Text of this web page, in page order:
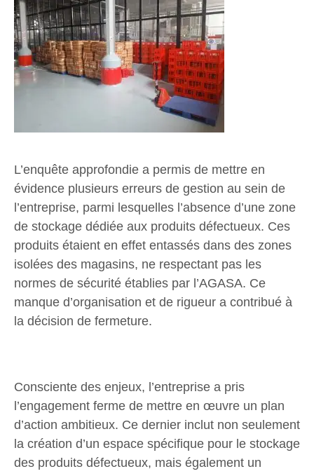
L’enquête approfondie a permis de mettre en
évidence plusieurs erreurs de gestion au sein de
l’entreprise, parmi lesquelles l’absence d’une zone
de stockage dédiée aux produits défectueux. Ces
produits étaient en effet entassés dans des zones
isolées des magasins, ne respectant pas les
normes de sécurité établies par l’AGASA. Ce
manque d’organisation et de rigueur a contribué à
la décision de fermeture.
Consciente des enjeux, l’entreprise a pris
l’engagement ferme de mettre en œuvre un plan
d’action ambitieux. Ce dernier inclut non seulement
la création d’un espace spécifique pour le stockage
des produits défectueux, mais également un